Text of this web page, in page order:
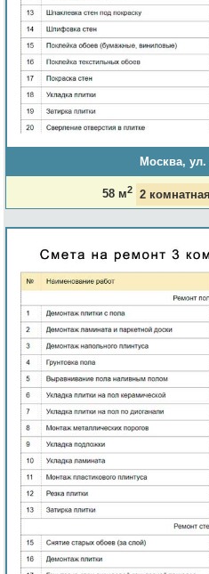
Москва, ул.
58 м2 2 комнатная